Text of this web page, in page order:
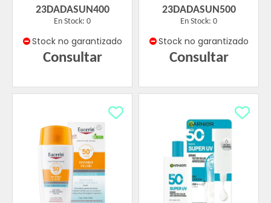
23DADASUN400
En Stock: 0
Stock no garantizado
Consultar
23DADASUN500
En Stock: 0
Stock no garantizado
Consultar